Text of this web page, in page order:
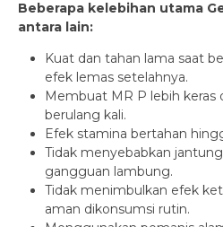
Beberapa kelebihan utama
antara lain:
Kuat dan tahan lama saat
efek lemas setelahnya.
Membuat MR P lebih keras
berulang kali.
Efek stamina bertahan
Tidak menyebabkan
gangguan lambung.
Tidak menimbulkan efek
aman dikonsumsi rutin.